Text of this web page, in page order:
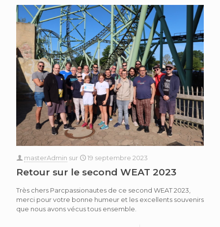
masterAdmin sur 19 septembre 2023
Retour sur le second WEAT 2023
Très chers Parcpassionautes de ce second WEAT 2023,
merci pour votre bonne humeur et les excellents souvenirs
que nous avons vécus tous ensemble.